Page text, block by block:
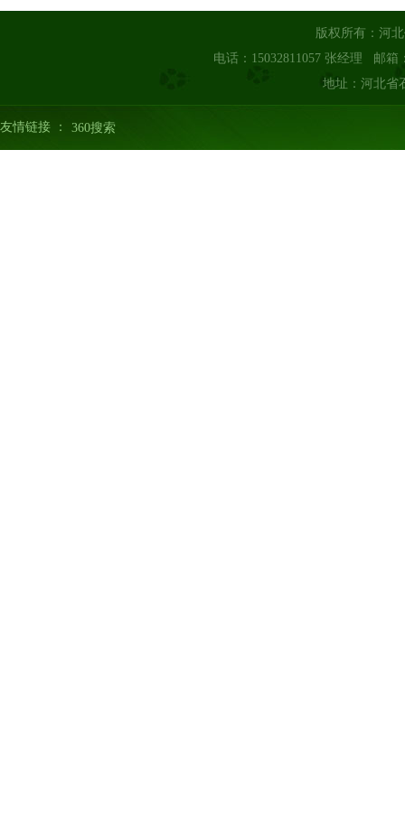
友情链接 ： 360搜索
版权所有：河
电话：15032811057 张经理 邮
地址：河北省